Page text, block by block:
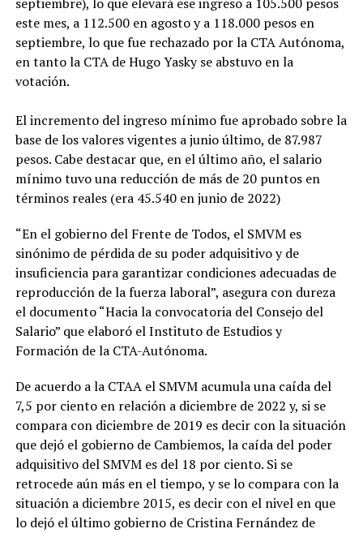
este mes, a 112.500 en agosto y a 118.000 pesos en
septiembre, lo que fue rechazado por la CTA Autónoma,
en tanto la CTA de Hugo Yasky se abstuvo en la
votación.
El incremento del ingreso mínimo fue aprobado sobre la
base de los valores vigentes a junio último, de 87.987
pesos. Cabe destacar que, en el último año, el salario
mínimo tuvo una reducción de más de 20 puntos en
términos reales (era 45.540 en junio de 2022)
“En el gobierno del Frente de Todos, el SMVM es
sinónimo de pérdida de su poder adquisitivo y de
insuficiencia para garantizar condiciones adecuadas de
reproducción de la fuerza laboral”, asegura con dureza
el documento “Hacia la convocatoria del Consejo del
Salario” que elaboró el Instituto de Estudios y
Formación de la CTA-Autónoma.
De acuerdo a la CTAA el SMVM acumula una caída del
7,5 por ciento en relación a diciembre de 2022 y, si se
compara con diciembre de 2019 es decir con la situación
que dejó el gobierno de Cambiemos, la caída del poder
adquisitivo del SMVM es del 18 por ciento. Si se
retrocede aún más en el tiempo, y se lo compara con la
situación a diciembre 2015, es decir con el nivel en que
lo dejó el último gobierno de Cristina Fernández de